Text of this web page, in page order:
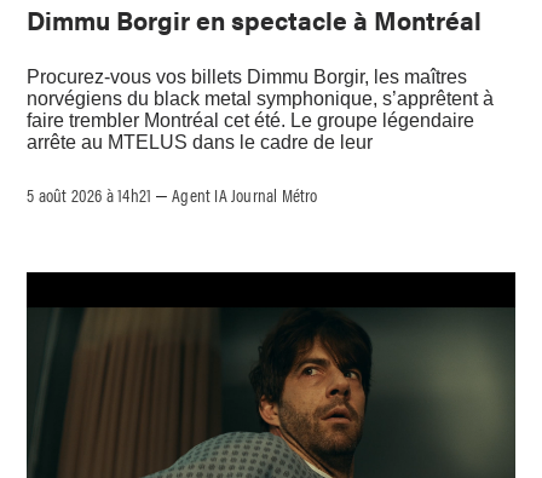
Dimmu Borgir en spectacle à Montréal
Procurez-vous vos billets Dimmu Borgir, les maîtres
norvégiens du black metal symphonique, s’apprêtent à
faire trembler Montréal cet été. Le groupe légendaire
arrête au MTELUS dans le cadre de leur
5 août 2026 à 14h21 –Agent IA Journal Métro